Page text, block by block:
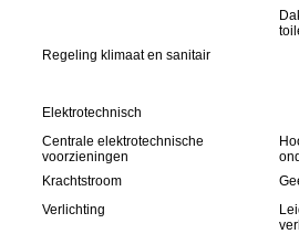
Regeling klimaat en sanitair
Elektrotechnisch
Centrale elektrotechnische
voorzieningen
Krachtstroom
Verlichting